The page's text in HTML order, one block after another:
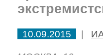
10.09.2015 |